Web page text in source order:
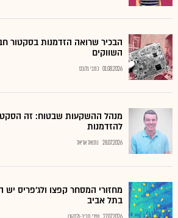
הבכיר שרואה הזדמנות בסקטור
השווקים
01.08.2026 כתבי גלובס
מנהל ההשקעות שבטוח: זה
להזדמנות
28.07.2026 נתנאל אריאל
מחזורי המסחר קפצו ולג'פריס
בתל אביב